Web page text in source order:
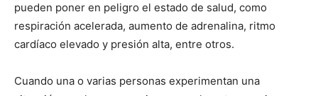
pueden poner en peligro el estado de salud, como
respiración acelerada, aumento de adrenalina, ritmo
cardíaco elevado y presión alta, entre otros.
Cuando una o varias personas experimentan una